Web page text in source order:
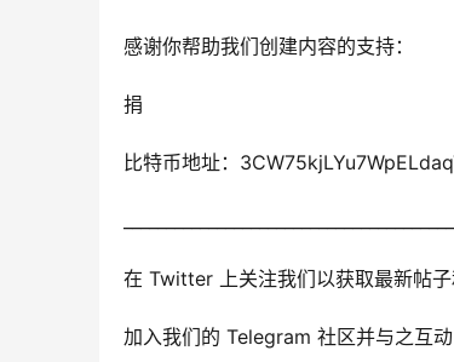
感谢你帮助我们创建内容的支持：
捐
比特币地址：
在 Twitter 上关注我们以获取最新帖
加入我们的 Telegram 社区并与之互动